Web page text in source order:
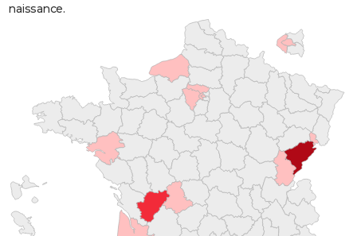
naissance.